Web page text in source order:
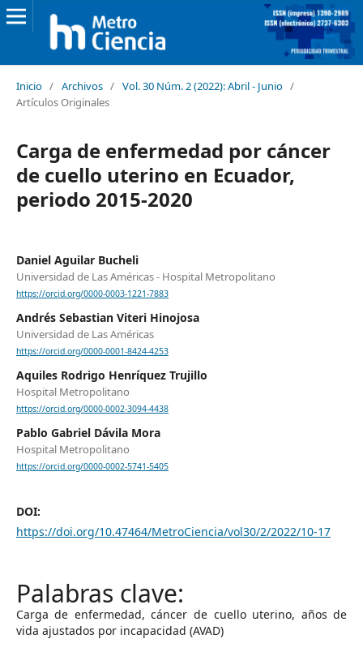
Inicio / Archivos / Vol. 30 Núm. 2 (2022): Abril - Junio /
Artículos Originales
Carga de enfermedad por cáncer
de cuello uterino en Ecuador,
periodo 2015-2020
Daniel Aguilar Bucheli
Universidad de Las Américas - Hospital Metropolitano
https://orcid.org/0000-0003-1221-7883
Andrés Sebastian Viteri Hinojosa
Universidad de Las Américas
https://orcid.org/0000-0001-8424-4253
Aquiles Rodrigo Henríquez Trujillo
Hospital Metropolitano
https://orcid.org/0000-0002-3094-4438
Pablo Gabriel Dávila Mora
Hospital Metropolitano
https://orcid.org/0000-0002-5741-5405
DOI:
https://doi.org/10.47464/MetroCiencia/vol30/2/2022/10-17
Carga de enfermedad, cáncer de cuello uterino, años de
vida ajustados por incapacidad (AVAD)